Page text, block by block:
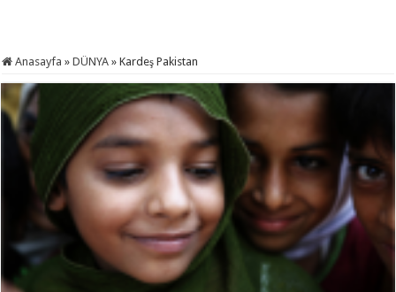
Anasayfa » DÜNYA » Kardeş Pakistan